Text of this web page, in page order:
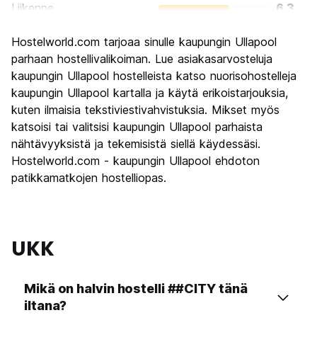
Liikenne
6.3
Kulttuuri
Yöelämä
5.8
Rahanarvoinen
7.5
Hostelworld.com tarjoaa sinulle kaupungin Ullapool
parhaan hostellivalikoiman. Lue asiakasarvosteluja
kaupungin Ullapool hostelleista katso nuorisohostelleja
kaupungin Ullapool kartalla ja käytä erikoistarjouksia,
kuten ilmaisia tekstiviestivahvistuksia. Mikset myös
katsoisi tai valitsisi kaupungin Ullapool parhaista
nähtävyyksistä ja tekemisistä siellä käydessäsi.
Hostelworld.com - kaupungin Ullapool ehdoton
patikkamatkojen hostelliopas.
UKK
Mikä on halvin hostelli ##CITY tänä
iltana?